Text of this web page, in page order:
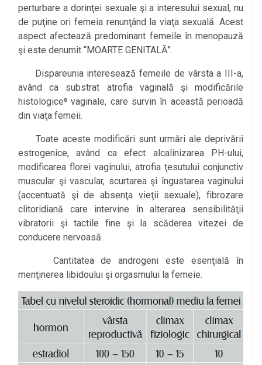
perturbare a dorinţei sexuale şi a interesului sexual, nu
de puţine ori femeia renunţând la viaţa sexuală. Acest
aspect afectează predominant femeile în menopauză
şi este denumit “MOARTE GENITALĂ”.
Dispareunia interesează femeile de vârsta a III-a,
având ca substrat atrofia vaginală şi modificările
histologice⁸ vaginale, care survin în această perioadă
din viaţa femeii.
Toate aceste modificări sunt urmări ale deprivării
estrogenice, având ca efect alcalinizarea PH-ului,
modificarea florei vaginului, atrofia ţesutului conjunctiv
muscular şi vascular, scurtarea şi îngustarea vaginului
(accentuată şi de absenţa vieţii sexuale), fibrozare
clitoridiană care intervine în alterarea sensibilităţii
vibratorii şi tactile fine şi la scăderea vitezei de
conducere nervoasă.
Cantitatea de androgeni este esenţială în
menţinerea libidoului şi orgasmului la femeie.